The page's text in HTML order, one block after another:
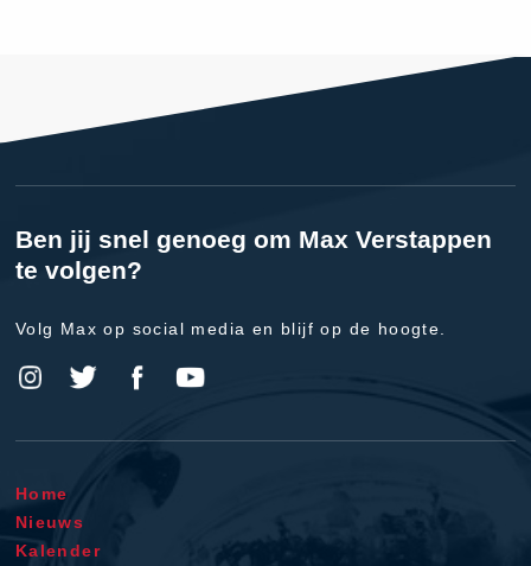
Ben jij snel genoeg om Max Verstappen
te volgen?
Volg Max op social media en blijf op de hoogte.
Home
Nieuws
Kalender